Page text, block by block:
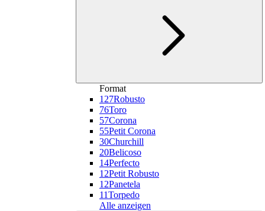
Format
127Robusto
76Toro
57Corona
55Petit Corona
30Churchill
20Belicoso
14Perfecto
12Petit Robusto
12Panetela
11Torpedo
Alle anzeigen